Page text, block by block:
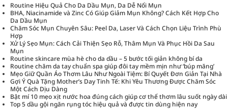
Routine Hiệu Quả Cho Da Dầu Mụn, Da Dễ Nổi Mụn
BHA, Niacinamide và Zinc Có Giúp Giảm Mụn Không? Cách Kết Hợp Cho
Da Dầu Mụn
Chăm Sóc Mụn Chuyên Sâu: Peel Da, Laser Và Cách Chọn Liệu Trình Phù
Hợp
Xử Lý Sẹo Mụn: Cách Cải Thiện Sẹo Rỗ, Thâm Mụn Và Phục Hồi Da Sau
Mụn
Routine skincare mùa hè cho da dầu – 5 bước tối giản không bí da
Routine chăm da tay chuẩn spa giúp đôi tay mềm mịn như ‘búp măng’
Mẹo Giữ Quần Áo Thơm Lâu Như Ngoài Tiệm: Bí Quyết Đơn Giản Tại Nhà
Gợi Ý Quà Tặng Mother’s Day Tinh Tế: Khi Yêu Thương Được Chăm Sóc
Một Cách Dịu Dàng
Bật mí 10 mẹo xịt nước hoa đúng cách giúp cơ thể thơm lâu suốt ngày dài
Top 5 dầu gội ngăn rụng tóc hiệu quả và được tin dùng hiện nay